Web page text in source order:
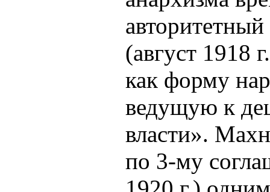
(август 1918
как форму
ведущую к
власти».
по 3-му